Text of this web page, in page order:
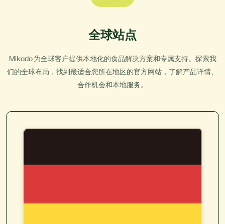
全球站点
Mikado 为全球客户提供本地化的食品解决方案和专属支持。探索我
们的全球布局，找到最适合您所在地区的官方网站，了解产品详情、
合作机会和本地服务。